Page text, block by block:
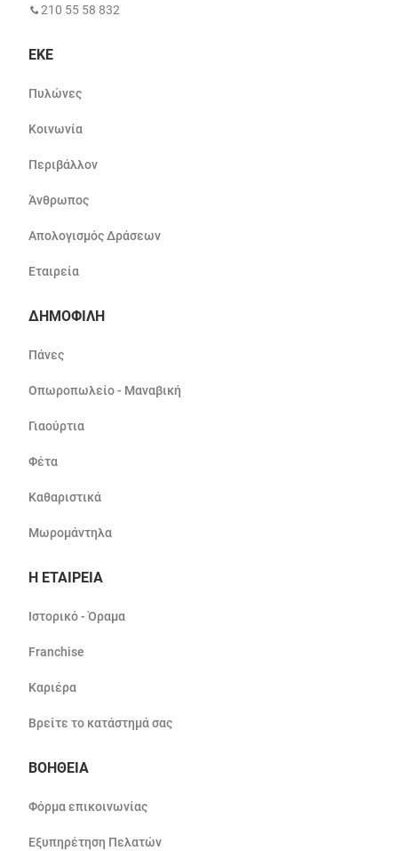
210 55 58 832
ΕΚΕ
Πυλώνες
Κοινωνία
Περιβάλλον
Άνθρωπος
Απολογισμός Δράσεων
Εταιρεία
ΔΗΜΟΦΙΛΗ
Πάνες
Οπωροπωλείο - Μαναβική
Γιαούρτια
Φέτα
Καθαριστικά
Μωρομάντηλα
Η ΕΤΑΙΡΕΙΑ
Ιστορικό - Όραμα
Franchise
Καριέρα
Βρείτε το κατάστημά σας
ΒΟΗΘΕΙΑ
Φόρμα επικοινωνίας
Εξυπηρέτηση Πελατών